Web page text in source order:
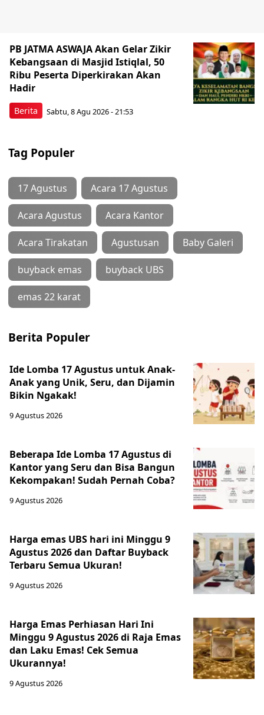
Berita
PB JATMA ASWAJA Akan Gelar Zikir
Kebangsaan di Masjid Istiqlal, 50
Ribu Peserta Diperkirakan Akan
Hadir
Sabtu, 8 Agu 2026 - 21:53
Tag Populer
17 Agustus Acara 17 Agustus
Acara Agustus Acara Kantor
Acara Tirakatan Agustusan Baby Galeri
buyback emas buyback UBS
emas 22 karat
Berita Populer
Ide Lomba 17 Agustus untuk Anak-
Anak yang Unik, Seru, dan Dijamin
Bikin Ngakak!
9 Agustus 2026
Beberapa Ide Lomba 17 Agustus di
Kantor yang Seru dan Bisa Bangun
Kekompakan! Sudah Pernah Coba?
9 Agustus 2026
Harga emas UBS hari ini Minggu 9
Agustus 2026 dan Daftar Buyback
Terbaru Semua Ukuran!
9 Agustus 2026
Harga Emas Perhiasan Hari Ini
Minggu 9 Agustus 2026 di Raja Emas
dan Laku Emas! Cek Semua
Ukurannya!
9 Agustus 2026